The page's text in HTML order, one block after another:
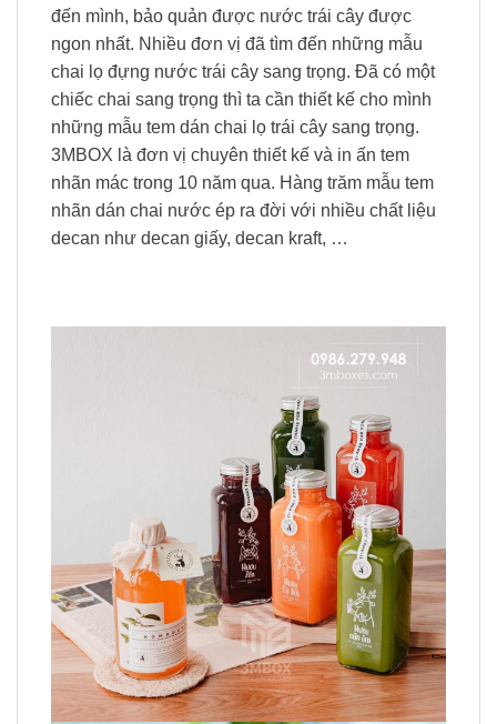
đến mình, bảo quản được nước trái cây được
ngon nhất. Nhiều đơn vị đã tìm đến những mẫu
chai lọ đựng nước trái cây sang trọng. Đã có một
chiếc chai sang trọng thì ta cần thiết kế cho mình
những mẫu tem dán chai lọ trái cây sang trọng.
3MBOX là đơn vị chuyên thiết kế và in ấn tem
nhãn mác trong 10 năm qua. Hàng trăm mẫu tem
nhãn dán chai nước ép ra đời với nhiều chất liệu
decan như decan giấy, decan kraft, …